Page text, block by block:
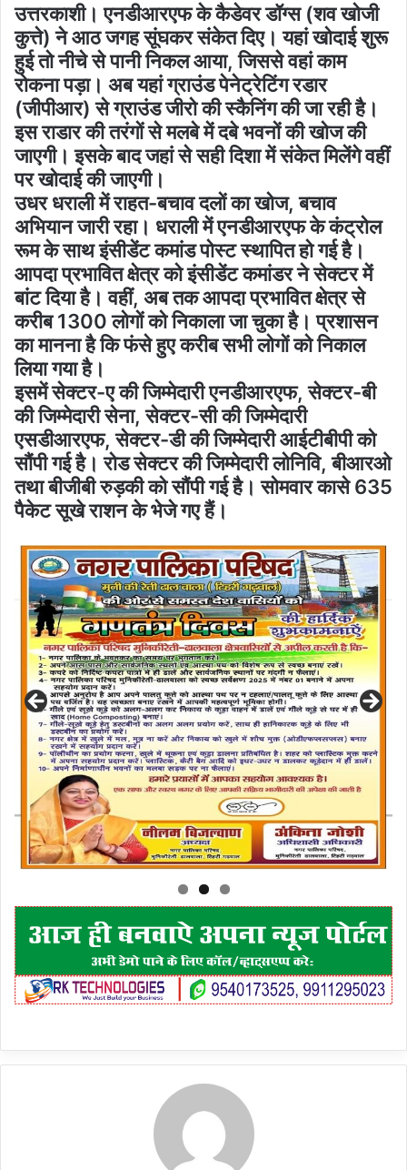
उत्तरकाशी। एनडीआरएफ के कैडेवर डॉग्स (शव खोजी
कुत्ते) ने आठ जगह सूंघकर संकेत दिए। यहां खोदाई शुरू
हुई तो नीचे से पानी निकल आया, जिससे वहां काम
रोकना पड़ा। अब यहां ग्राउंड पेनेट्रेटिंग रडार
(जीपीआर) से ग्राउंड जीरो की स्कैनिंग की जा रही है।
इस राडार की तरंगों से मलबे में दबे भवनों की खोज की
जाएगी। इसके बाद जहां से सही दिशा में संकेत मिलेंगे वहीं
पर खोदाई की जाएगी।
उधर धराली में राहत-बचाव दलों का खोज, बचाव
अभियान जारी रहा। धराली में एनडीआरएफ के कंट्रोल
रूम के साथ इंसीडेंट कमांड पोस्ट स्थापित हो गई है।
आपदा प्रभावित क्षेत्र को इंसीडेंट कमांडर ने सेक्टर में
बांट दिया है। वहीं, अब तक आपदा प्रभावित क्षेत्र से
करीब 1300 लोगों को निकाला जा चुका है। प्रशासन
का मानना है कि फंसे हुए करीब सभी लोगों को निकाल
लिया गया है।
इसमें सेक्टर-ए की जिम्मेदारी एनडीआरएफ, सेक्टर-बी
की जिम्मेदारी सेना, सेक्टर-सी की जिम्मेदारी
एसडीआरएफ, सेक्टर-डी की जिम्मेदारी आईटीबीपी को
सौंपी गई है। रोड सेक्टर की जिम्मेदारी लोनिवि, बीआरओ
तथा बीजीबी रुड़की को सौंपी गई है। सोमवार कासे 635
पैकेट सूखे राशन के भेजे गए हैं।